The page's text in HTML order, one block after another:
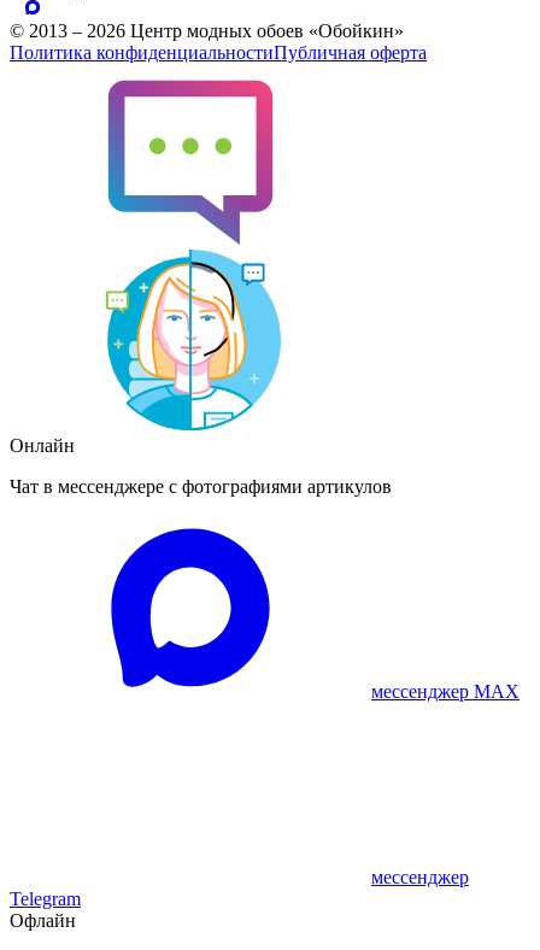
© 2013 – 2026 Центр модных обоев «Обойкин»
Политика конфиденциальностиПубличная оферта
Онлайн
Чат в мессенджере с фотографиями артикулов
мессенджер MAX
мессенджер
Telegram
Офлайн